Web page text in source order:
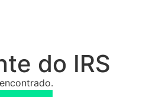
do IRS